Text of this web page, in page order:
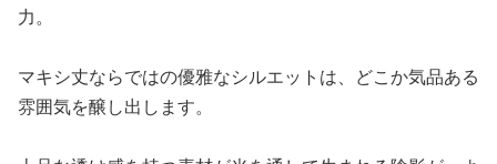
力。
マキシ丈ならではの優雅なシルエットは、どこか気品ある
雰囲気を醸し出します。